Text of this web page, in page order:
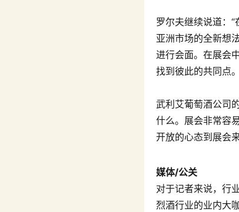
罗尔夫继续说道：
亚洲市场的全新想
进行会面。在展会
找到彼此的共同点
武利艾葡萄酒公司
什么。展会非常容
开放的心态到展会
媒体/公关
对于记者来说，行
烈酒行业的业内大